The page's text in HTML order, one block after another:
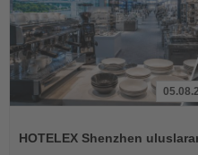
HOTELEX Shenzhen